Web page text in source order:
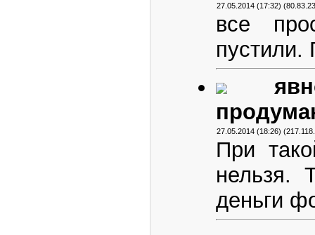
27.05.2014 (17:32)
все
пустили.
27.05.2014 (18:26)
При
нельзя.
деньги